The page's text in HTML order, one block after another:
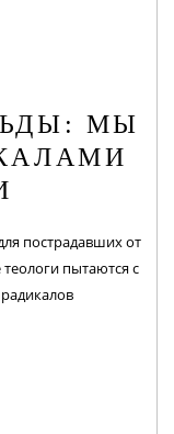
МЫ
пострадавших от
пытаются с